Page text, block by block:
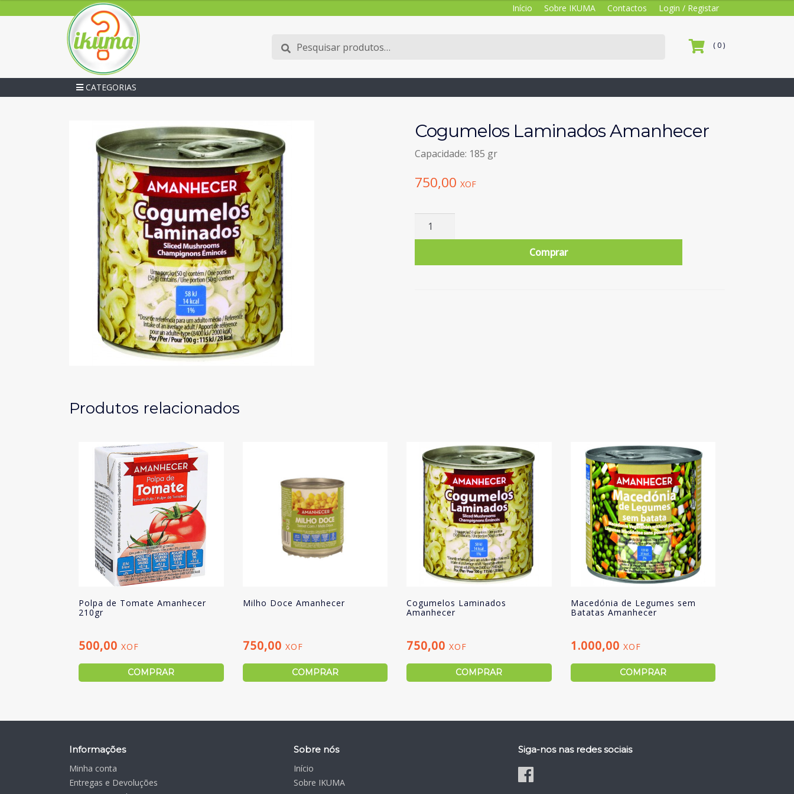
Início Sobre IKUMA Contactos Login / Registar
Pesquisar
por:
Pesquisa ( 0 )
CATEGORIAS
Cogumelos Laminados Amanhecer
Capacidade: 185 gr
750,00 XOF
Quantidade
Laminados
Comprar
Produtos relacionados
Polpa de Tomate Amanhecer
210gr
500,00 XOF
COMPRAR
Milho Doce Amanhecer
750,00 XOF
COMPRAR
Cogumelos Laminados
Amanhecer
750,00 XOF
COMPRAR
Macedónia de Legumes sem
Batatas Amanhecer
1.000,00 XOF
COMPRAR
Informações
Minha conta
Entregas e Devoluções
Sobre nós
Início
Sobre IKUMA
Siga-nos nas redes sociais